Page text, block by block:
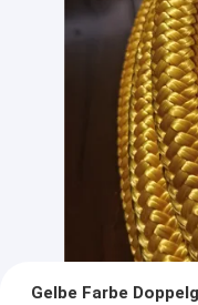
Gelbe Farbe